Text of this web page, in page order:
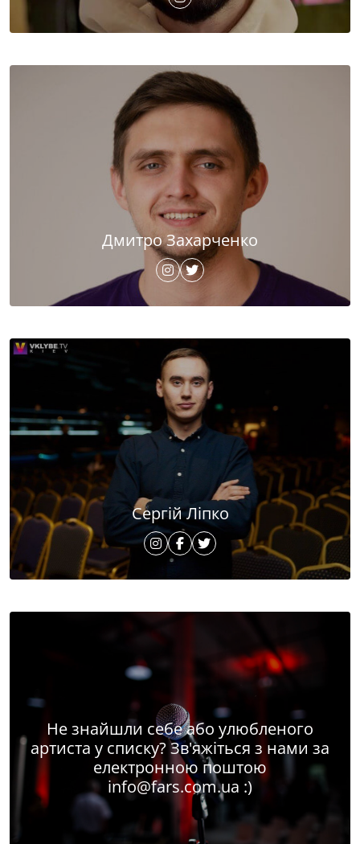
Дмитро Захарченко
Сергій Ліпко
Не знайшли себе або улюбленого
артиста у списку? Зв'яжіться з нами за
електронною поштою
info@fars.com.ua :)